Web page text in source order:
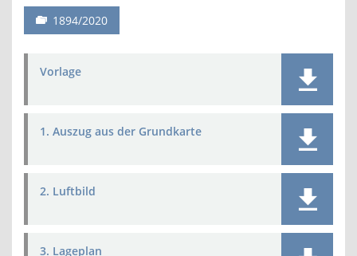
1894/2020
Vorlage
1. Auszug aus der Grundkarte
2. Luftbild
3. Lageplan